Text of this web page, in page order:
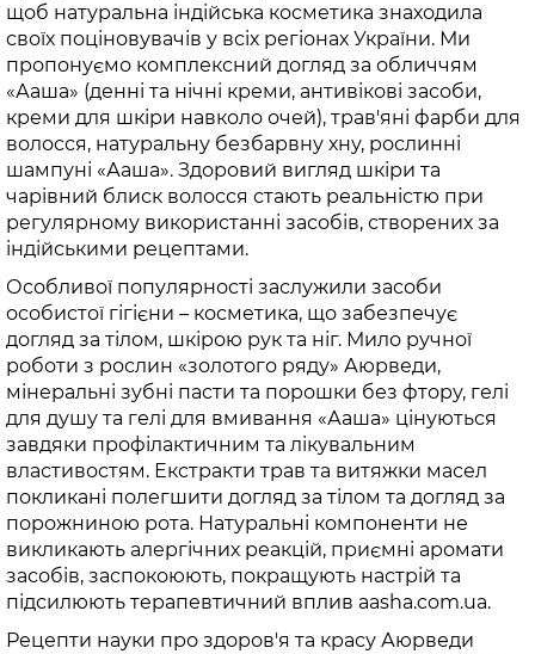
щоб натуральна індійська косметика знаходила
своїх поціновувачів у всіх регіонах України. Ми
пропонуємо комплексний догляд за обличчям
«Ааша» (денні та нічні креми, антивікові засоби,
креми для шкіри навколо очей), трав'яні фарби для
волосся, натуральну безбарвну хну, рослинні
шампуні «Ааша». Здоровий вигляд шкіри та
чарівний блиск волосся стають реальністю при
регулярному використанні засобів, створених за
індійськими рецептами.
Особливої популярності заслужили засоби
особистої гігієни – косметика, що забезпечує
догляд за тілом, шкірою рук та ніг. Мило ручної
роботи з рослин «золотого ряду» Аюрведи,
мінеральні зубні пасти та порошки без фтору, гелі
для душу та гелі для вмивання «Ааша» цінуються
завдяки профілактичним та лікувальним
властивостям. Екстракти трав та витяжки масел
покликані полегшити догляд за тілом та догляд за
порожниною рота. Натуральні компоненти не
викликають алергічних реакцій, приємні аромати
засобів, заспокоюють, покращують настрій та
підсилюють терапевтичний вплив aasha.com.ua.
Рецепти науки про здоров'я та красу Аюрведи